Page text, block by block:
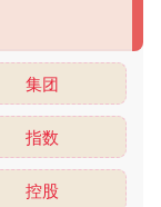
集团
指数
控股